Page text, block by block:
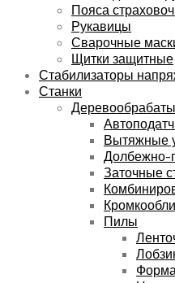
Пояса
Рукавицы
Сварочные
Щитки защитные
Стабилизаторы
Станки
Вытяжные
Долбежно-
Заточные
Пилы